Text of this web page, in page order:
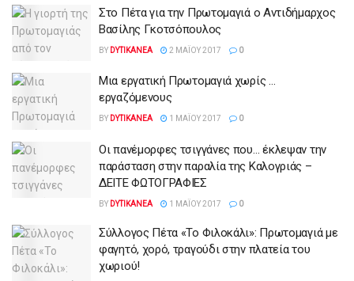
Στο Πέτα για την Πρωτομαγιά ο Αντιδήμαρχος
Βασίλης Γκοτσόπουλος
BY DYTIKANEA 2 ΜΑΪ́ΟΥ 2017 0
Μια εργατική Πρωτομαγιά χωρίς …
εργαζόμενους
BY DYTIKANEA 1 ΜΑΪ́ΟΥ 2017 0
Οι πανέμορφες τσιγγάνες που… έκλεψαν την
παράσταση στην παραλία της Καλογριάς –
ΔΕΙΤΕ ΦΩΤΟΓΡΑΦΙΕΣ
BY DYTIKANEA 1 ΜΑΪ́ΟΥ 2017 0
Σύλλογος Πέτα «Το Φιλοκάλι»: Πρωτομαγιά με
φαγητό, χορό, τραγούδι στην πλατεία του
χωριού!